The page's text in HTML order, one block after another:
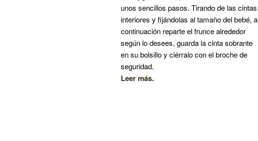
unos sencillos pasos. Tirando de las cintas
interiores y fijándolas al tamaño del bebé, a
continuación reparte el frunce alrededor
según lo desees, guarda la cinta sobrante
en su bolsillo y ciérralo con el broche de
seguridad.
Leer más.